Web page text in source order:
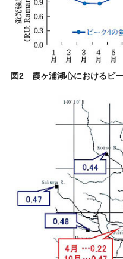
図2 霞ヶ浦湖心におけるピー